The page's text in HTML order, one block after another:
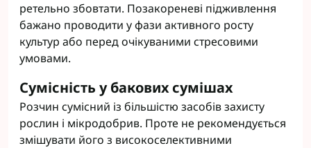
ретельно збовтати. Позакореневі підживлення
бажано проводити у фази активного росту
культур або перед очікуваними стресовими
умовами.
Сумісність у бакових сумішах
Розчин сумісний із більшістю засобів захисту
рослин і мікродобрив. Проте не рекомендується
змішувати його з високоселективними